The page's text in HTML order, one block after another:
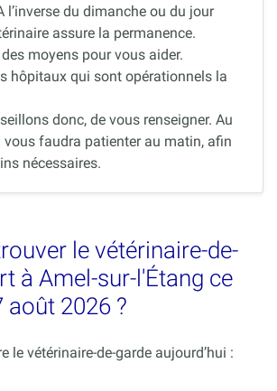
l’inverse du dimanche ou du jour
assure la permanence.
moyens pour vous aider.
hôpitaux qui sont opérationnels la
donc, de vous renseigner. Au
vous faudra patienter au matin, afin
nécessaires.
le vétérinaire-de-
à Amel-sur-l'Étang ce
août 2026 ?
le vétérinaire-de-garde aujourd’hui :